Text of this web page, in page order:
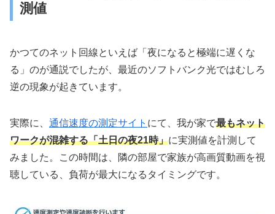
測値
かつてのネット回線といえば「夜になると極端に遅くな
る」のが通説でしたが、最近のソフトバンク光ではむしろ
逆の現象が起きています。
実際に、 通信速度の測定サイト にて、我が家で最もネット
ワークが混雑する「土日の夜21時」に実測値を計測して
みました。この時間は、隣の部屋で家族が高画質動画を視
聴している、負荷が最大になるタイミングです。